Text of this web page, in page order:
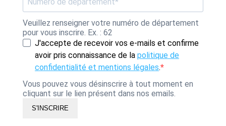
Veuillez renseigner votre numéro de département
pour vous inscrire. Ex. : 62
J'accepte de recevoir vos e-mails et confirme
avoir pris connaissance de la politique de
confidentialité et mentions légales.
Vous pouvez vous désinscrire à tout moment en
cliquant sur le lien présent dans nos emails.
S'INSCRIRE